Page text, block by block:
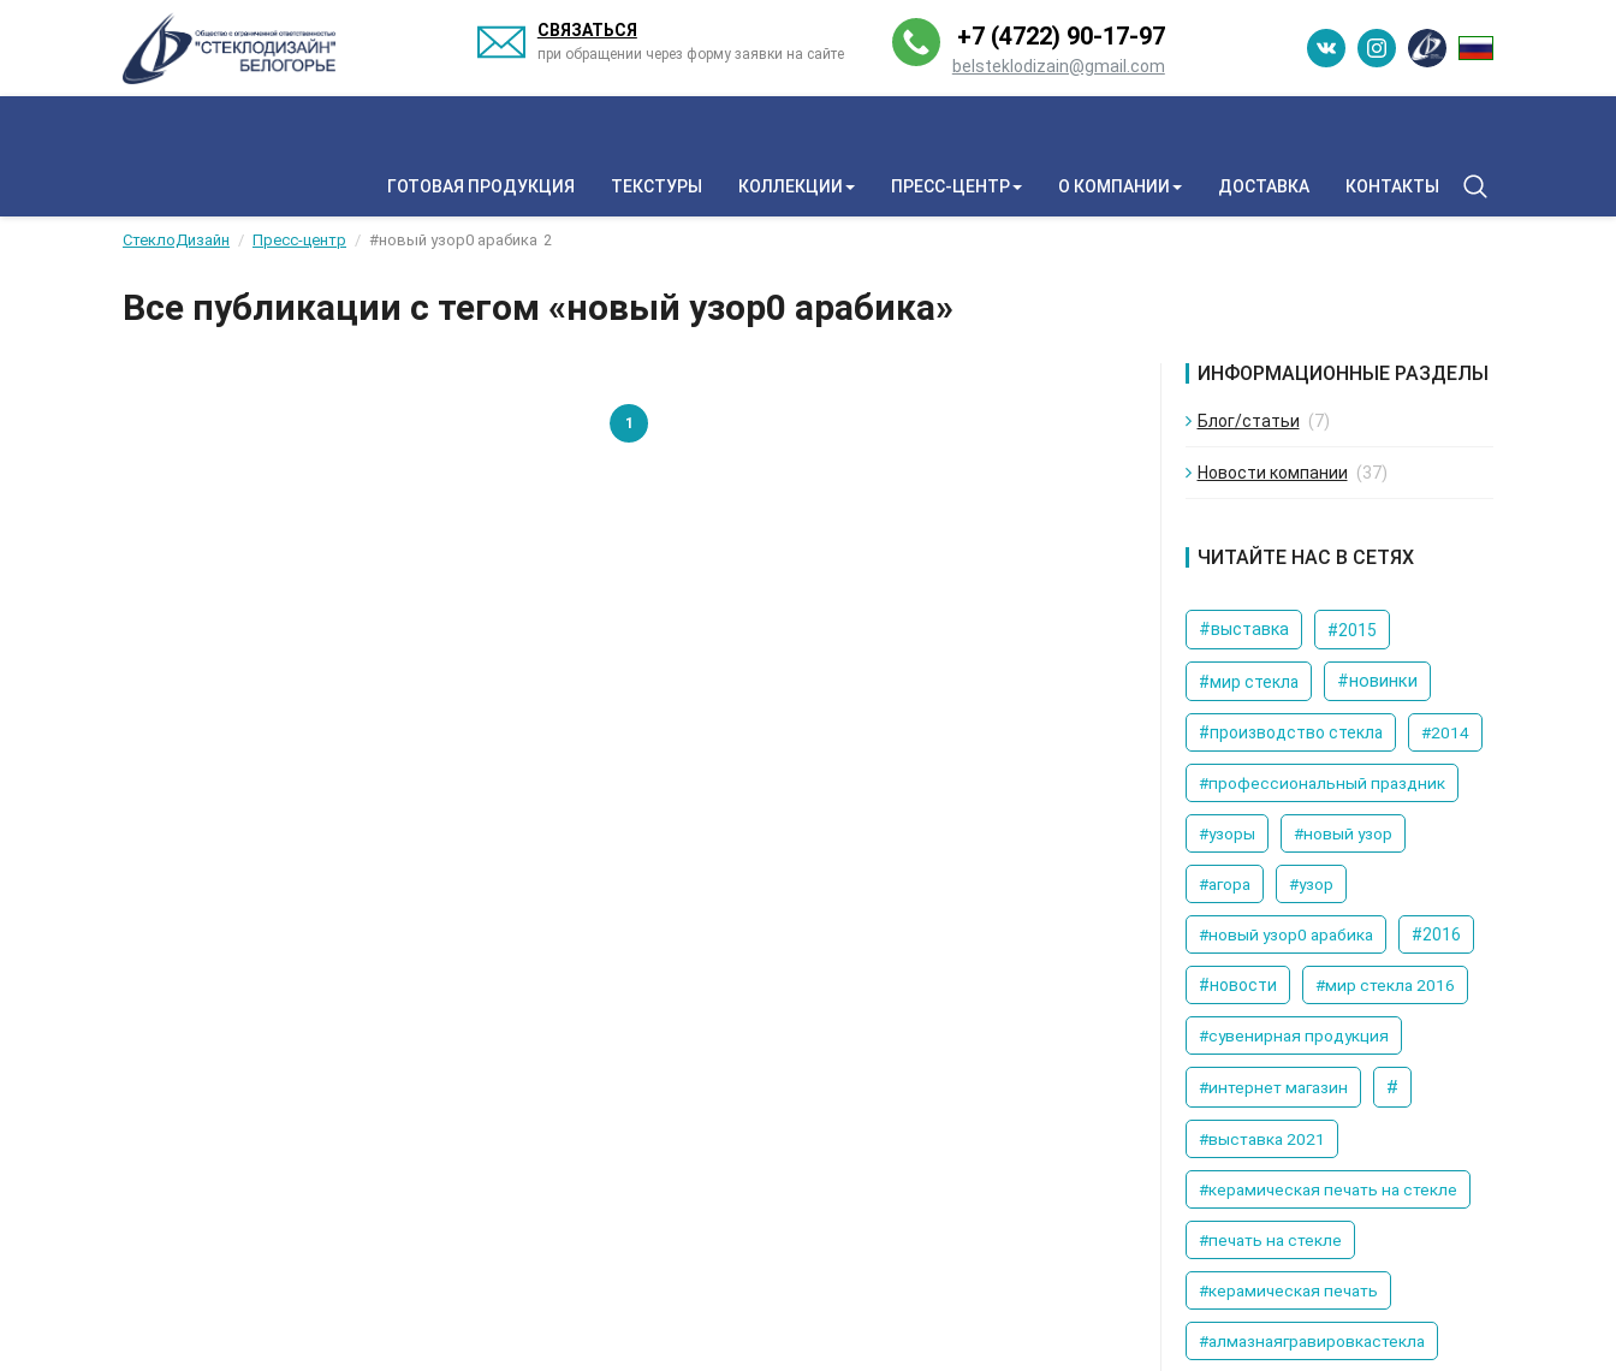
СВЯЗАТЬСЯ
при обращении через форму заявки на сайте
+7 (4722) 90-­17-­97
belsteklodizain@gmail.com
ГОТОВАЯ ПРОДУКЦИЯ ТЕКСТУРЫ КОЛЛЕКЦИИ ПРЕСС-ЦЕНТР О КОМПАНИИ ДОСТАВКА КОНТАКТЫ
СтеклоДизайн Пресс-центр #новый узор0 арабика 2
Все публикации с тегом «новый узор0 арабика»
1
ИНФОРМАЦИОННЫЕ РАЗДЕЛЫ
Блог/статьи (7)
Новости компании (37)
ЧИТАЙТЕ НАС В СЕТЯХ
#выставка #2015
#мир стекла #новинки
#производство стекла #2014
#профессиональный праздник
#узоры #новый узор
#агора #узор
#новый узор0 арабика #2016
#новости #мир стекла 2016
#сувенирная продукция
#интернет магазин #
#выставка 2021
#керамическая печать на стекле
#печать на стекле
#керамическая печать
#алмазнаягравировкастекла